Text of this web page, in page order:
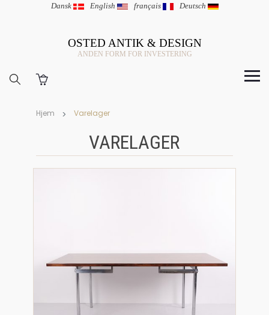
Dansk | English | français | Deutsch
OSTED ANTIK & DESIGN
ANDEN FORM FOR INVESTERING
Hjem Varelager
VARELAGER